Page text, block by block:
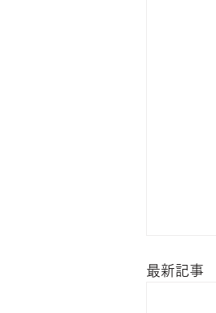
最新記事